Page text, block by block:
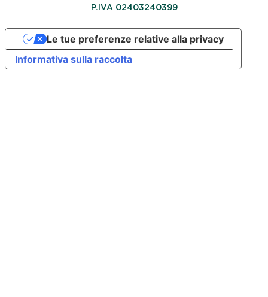
P.IVA 02403240399
Informativa sulla raccolta
Le tue preferenze relative alla privacy